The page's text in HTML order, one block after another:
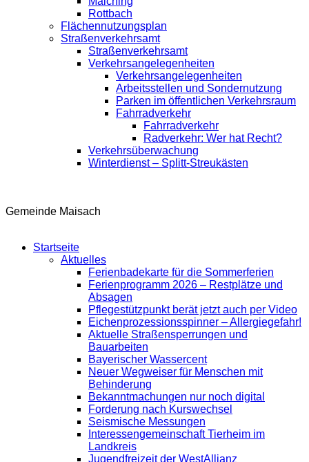
Rottbach
Flächennutzungsplan
Straßenverkehrsamt
Straßenverkehrsamt
Verkehrsangelegenheiten
Verkehrsangelegenheiten
Arbeitsstellen und Sondernutzung
Parken im öffentlichen Verkehrsraum
Fahrradverkehr
Fahrradverkehr
Radverkehr: Wer hat Recht?
Verkehrsüberwachung
Winterdienst – Splitt-Streukästen
Gemeinde Maisach
Startseite
Aktuelles
Ferienbadekarte für die Sommerferien
Ferienprogramm 2026 – Restplätze und
Absagen
Pflegestützpunkt berät jetzt auch per Video
Eichenprozessionsspinner – Allergiegefahr!
Aktuelle Straßensperrungen und
Bauarbeiten
Bayerischer Wassercent
Neuer Wegweiser für Menschen mit
Behinderung
Bekanntmachungen nur noch digital
Forderung nach Kurswechsel
Seismische Messungen
Interessengemeinschaft Tierheim im
Landkreis
Jugendfreizeit der WestAllianz